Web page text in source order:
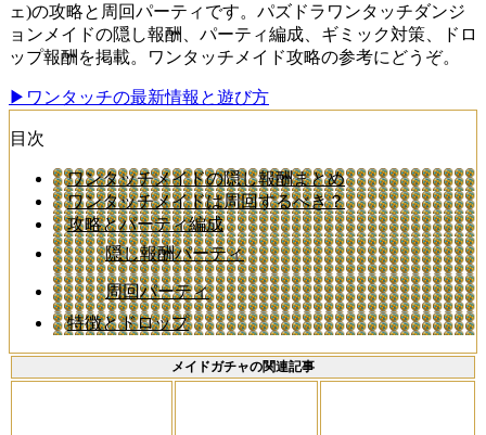
ェ)の攻略と周回パーティです。パズドラワンタッチダンジ
ョンメイドの隠し報酬、パーティ編成、ギミック対策、ドロ
ップ報酬を掲載。ワンタッチメイド攻略の参考にどうぞ。
▶ワンタッチの最新情報と遊び方
目次
ワンタッチメイドの隠し報酬まとめ
ワンタッチメイドは周回するべき？
攻略とパーティ編成
隠し報酬パーティ
周回パーティ
特徴とドロップ
メイドガチャの関連記事